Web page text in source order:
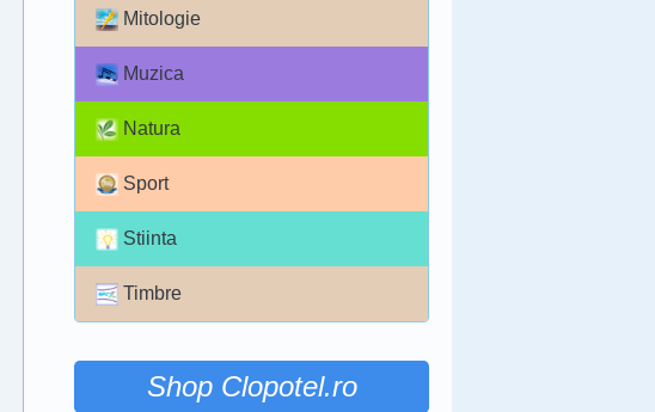
Mitologie
Muzica
Natura
Sport
Stiinta
Timbre
Shop Clopotel.ro